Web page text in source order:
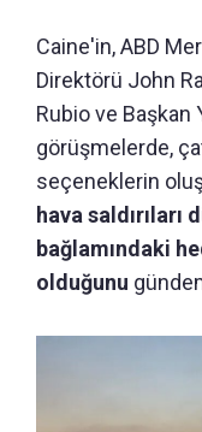
Caine'in, ABD
Direktörü John
Rubio ve Başkan
görüşmelerde,
seçeneklerin
hava saldırıları
bağlamındaki
olduğunu